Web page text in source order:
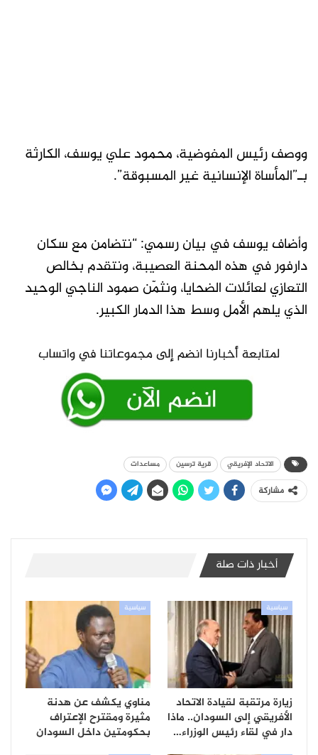
ووصف رئيس المفوضية، محمود علي يوسف، الكارثة
بـ”المأساة الإنسانية غير المسبوقة”.
وأضاف يوسف في بيان رسمي: “نتضامن مع سكان
دارفور في هذه المحنة العصيبة، ونتقدم بخالص
التعازي لعائلات الضحايا، ونثمّن صمود الناجي الوحيد
الذي يلهم الأمل وسط هذا الدمار الكبير.
الاتحاد الإفريقي قرية ترسين مساعدات
مشاركة
أخبار ذات صلة
سياسية
زيارة مرتقبة لقيادة الاتحاد
الأفريقي إلى السودان.. ماذا
دار في لقاء رئيس الوزراء…
سياسية
مناوي يكشف عن هدنة
مثيرة ومقترح الإعتراف
بحكومتين داخل السودان